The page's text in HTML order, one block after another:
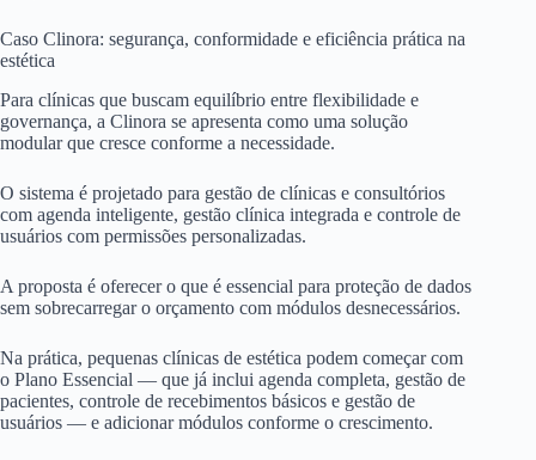
Caso Clinora: segurança, conformidade e eficiência prática na
estética
Para clínicas que buscam equilíbrio entre flexibilidade e
governança, a Clinora se apresenta como uma solução
modular que cresce conforme a necessidade.
O sistema é projetado para gestão de clínicas e consultórios
com agenda inteligente, gestão clínica integrada e controle de
usuários com permissões personalizadas.
A proposta é oferecer o que é essencial para proteção de dados
sem sobrecarregar o orçamento com módulos desnecessários.
Na prática, pequenas clínicas de estética podem começar com
o Plano Essencial — que já inclui agenda completa, gestão de
pacientes, controle de recebimentos básicos e gestão de
usuários — e adicionar módulos conforme o crescimento.